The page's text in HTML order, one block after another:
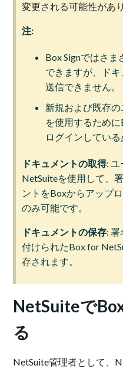
変更される可能性があ
注:
Box Signではさ
できますが、ド
送信できません。
新規および既存
を使用するため
ログインしている
ドキュメントの取得:
NetSuiteを使用して、
ントをBoxからアップ
のみ可能です。
ドキュメントの保存:
付けられたBox for
存されます。
NetSuiteで
る
NetSuite管理者として、